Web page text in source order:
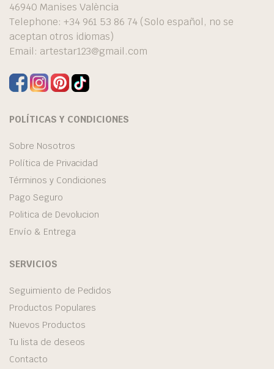
46940 Manises València
Telephone: +34 961 53 86 74 (Solo español, no se
aceptan otros idiomas)
Email: artestar123@gmail.com
POLÍTICAS Y CONDICIONES
Sobre Nosotros
Política de Privacidad
Términos y Condiciones
Pago Seguro
Politica de Devolucion
Envío & Entrega
SERVICIOS
Seguimiento de Pedidos
Productos Populares
Nuevos Productos
Tu lista de deseos
Contacto